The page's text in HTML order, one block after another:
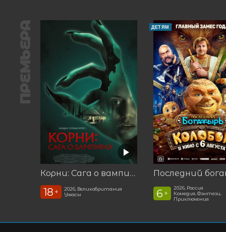
ПРЕМЬЕРА
Корни: Сага о вампирах
18 +
2026, Великобритания
Ужасы
ДЕТЯМ
6 +
2026, Россия
Комедия, Фэнтези,
Приключения